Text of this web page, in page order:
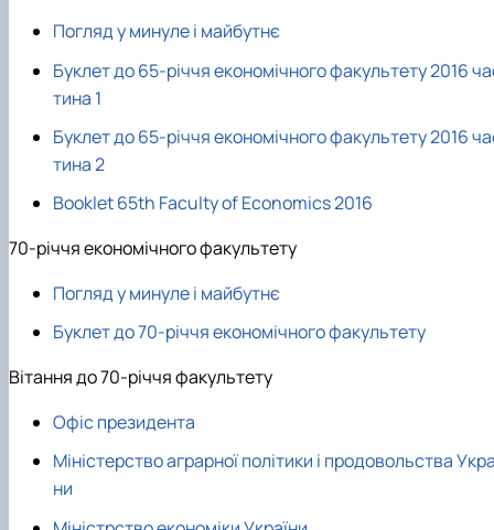
Погляд у минуле і майбутнє
Буклет до 65-річчя економічного факультету 2016
тина 1
Буклет до 65-річчя економічного факультету 2016
тина 2
Booklet 65th Faculty of Economics 2016
70-річчя економічного факультету
Погляд у минуле і майбутнє
Буклет до 70-річчя економічного факультету
Вітання до 70-річчя факультету
Офіс президента
Міністерство аграрної політики і продовольства
ни